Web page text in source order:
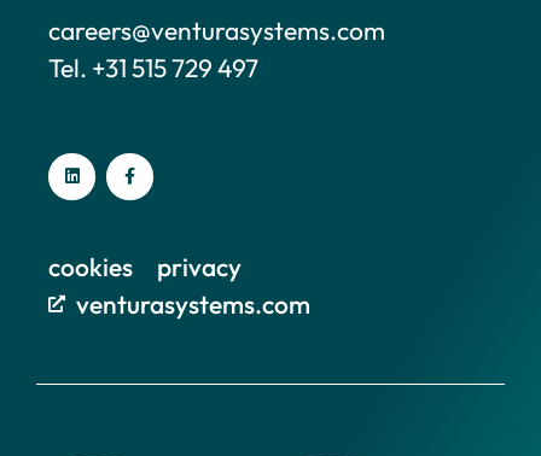
careers@venturasystems.com
Tel. +31 515 729 497
cookies
privacy
venturasystems.com